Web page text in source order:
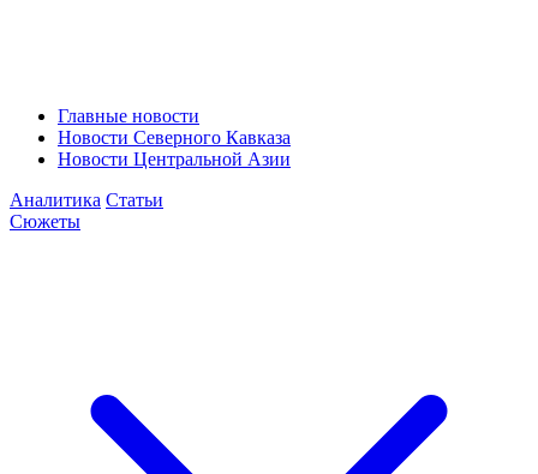
Главные новости
Новости Северного Кавказа
Новости Центральной Азии
Аналитика Статьи
Сюжеты